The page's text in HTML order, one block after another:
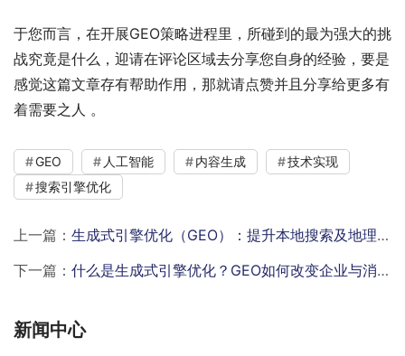
于您而言，在开展GEO策略进程里，所碰到的最为强大的挑
战究竟是什么，迎请在评论区域去分享您自身的经验，要是
感觉这篇文章存有帮助作用，那就请点赞并且分享给更多有
着需要之人 。
GEO 人工智能 内容生成
技术实现
搜索引擎优化
上一篇： 生成式引擎优化（GEO）：提升本地搜索及地理位置相关内容曝光率
下一篇： 什么是生成式引擎优化？GEO如何改变企业与消费者互动方式？
新闻中心